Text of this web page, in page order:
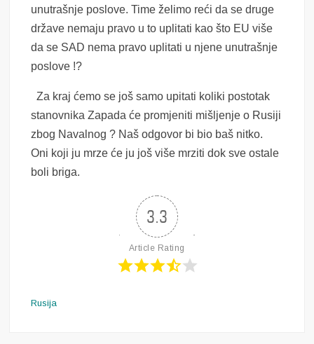
unutrašnje poslove. Time želimo reći da se druge
države nemaju pravo u to uplitati kao što EU više
da se SAD nema pravo uplitati u njene unutrašnje
poslove !?
Za kraj ćemo se još samo upitati koliki postotak
stanovnika Zapada će promjeniti mišljenje o Rusiji
zbog Navalnog ? Naš odgovor bi bio baš nitko.
Oni koji ju mrze će ju još više mrziti dok sve ostale
boli briga.
3.3
Article Rating
Rusija